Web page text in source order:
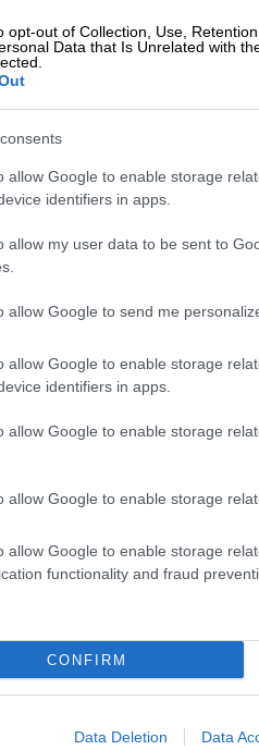
opt-out of Collection, Use,
Data that Is Unrelated with
allow Google to enable storage
identifiers in apps.
allow my user data to be sent to
allow Google to send me
allow Google to enable storage
identifiers in apps.
allow Google to enable storage
allow Google to enable storage
allow Google to enable storage
functionality and fraud
CONFIRM
Data Deletion Data
την Πέλλα από
την Πέλλα από
αλλά δεν την
θα χρησιμοποιήσει
μπορέσει να κάνει η
Βέροιας και των
«να πάει το φυσικό
Πελοπόννησο και στην